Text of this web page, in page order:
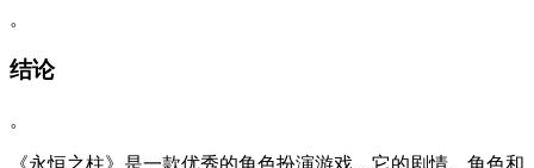
。
结论
。
《永恒之柱》是一款优秀的角色扮演游戏，它的剧情、角色和